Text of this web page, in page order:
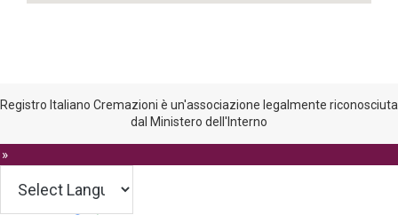
Registro Italiano Cremazioni è un'associazione legalmente riconosciuta
dal Ministero dell'Interno